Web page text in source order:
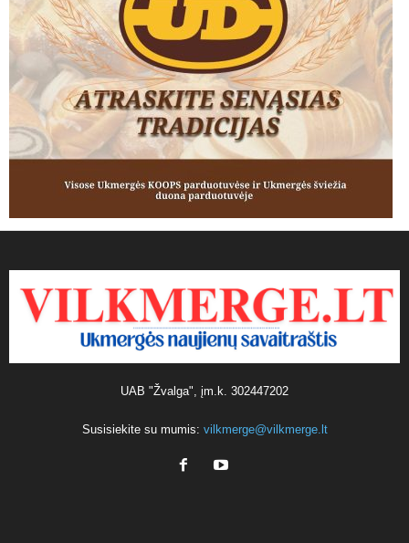
UAB "Žvalga", įm.k. 302447202
Susisiekite su mumis: vilkmerge@vilkmerge.lt